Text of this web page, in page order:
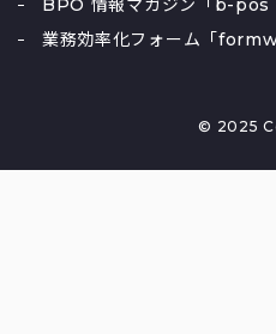
BPO 情報マガジン「b-pos
業務効率化フォーム「
© 2025